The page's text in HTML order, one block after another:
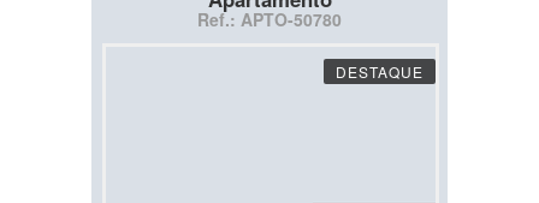
Ref.: APTO-50780
DESTAQUE